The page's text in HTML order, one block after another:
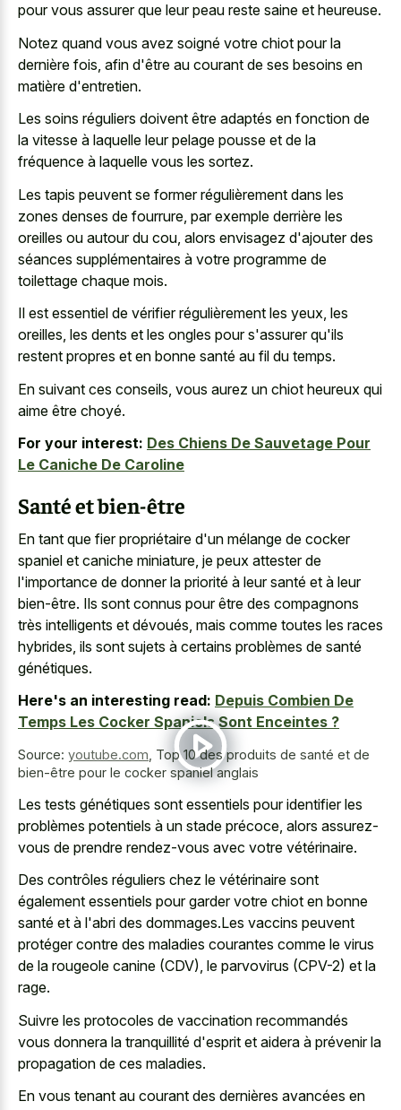
pour vous assurer que leur peau reste saine et heureuse.
Notez quand vous avez soigné votre chiot pour la
dernière fois, afin d'être au courant de ses besoins en
matière d'entretien.
Les soins réguliers doivent être adaptés en fonction de
la vitesse à laquelle leur pelage pousse et de la
fréquence à laquelle vous les sortez.
Les tapis peuvent se former régulièrement dans les
zones denses de fourrure, par exemple derrière les
oreilles ou autour du cou, alors envisagez d'ajouter des
séances supplémentaires à votre programme de
toilettage chaque mois.
Il est essentiel de vérifier régulièrement les yeux, les
oreilles, les dents et les ongles pour s'assurer qu'ils
restent propres et en bonne santé au fil du temps.
En suivant ces conseils, vous aurez un chiot heureux qui
aime être choyé.
For your interest: Des Chiens De Sauvetage Pour
Le Caniche De Caroline
Santé et bien-être
En tant que fier propriétaire d'un mélange de cocker
spaniel et caniche miniature , je peux attester de
l'importance de donner la priorité à leur santé et à leur
bien-être. Ils sont connus pour être des compagnons
très intelligents et dévoués, mais comme toutes les races
hybrides, ils sont sujets à certains problèmes de santé
génétiques.
Here's an interesting read: Depuis Combien De
Temps Les Cocker Spaniels Sont Enceintes ?
Source: youtube.com Top 10 des produits de santé et de
bien-être pour le cocker spaniel anglais
Les tests génétiques sont essentiels pour identifier les
problèmes potentiels à un stade précoce, alors assurez-
vous de prendre rendez-vous avec votre vétérinaire.
Des contrôles réguliers chez le vétérinaire sont
également essentiels pour garder votre chiot en bonne
santé et à l'abri des dommages.Les vaccins peuvent
protéger contre des maladies courantes comme le virus
de la rougeole canine (CDV), le parvovirus (CPV-2) et la
rage.
Suivre les protocoles de vaccination recommandés
vous donnera la tranquillité d'esprit et aidera à prévenir la
propagation de ces maladies.
En vous tenant au courant des dernières avancées en